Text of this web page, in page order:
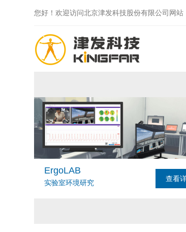
您好！欢迎访问北京津发科技股份有限公司网站
ErgoLAB
实验室环境研究 查看